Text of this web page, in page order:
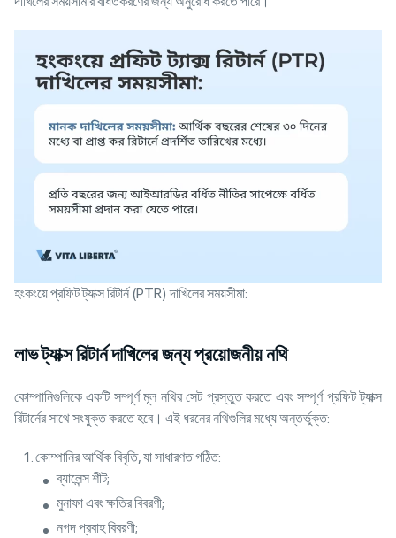
হংকংয়ে প্রফিট ট্যাক্স রিটার্ন (PTR) দাখিলের সময়সীমা:
লাভ ট্যাক্স রিটার্ন দাখিলের জন্য প্রয়োজনীয় নথি
কোম্পানিগুলিকে একটি সম্পূর্ণ মূল নথির সেট প্রস্তুত করতে এবং সম্পূর্ণ প্রফিট ট্যাক্স
রিটার্নের সাথে সংযুক্ত করতে হবে। এই ধরনের নথিগুলির মধ্যে অন্তর্ভুক্ত:
কোম্পানির আর্থিক বিবৃতি, যা সাধারণত গঠিত:
ব্যালেন্স শীট;
মুনাফা এবং ক্ষতির বিবরণী;
নগদ প্রবাহ বিবরণী;